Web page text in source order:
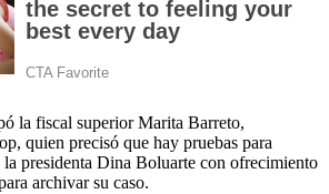
la fiscal superior Marita Barreto,
quien precisó que hay pruebas para
presidenta Dina Boluarte con ofrecimiento
archivar su caso.